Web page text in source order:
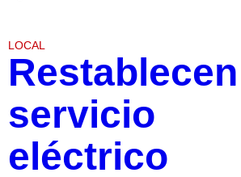
LOCAL
Restablecen
servicio
eléctrico